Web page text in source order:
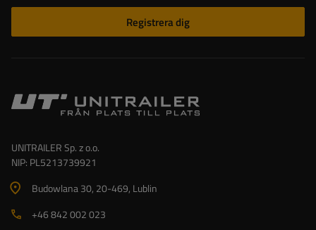
Registrera dig
UNITRAILER Sp. z o.o.
NIP: PL5213739921
Budowlana 30, 20-469, Lublin
+46 842 002 023